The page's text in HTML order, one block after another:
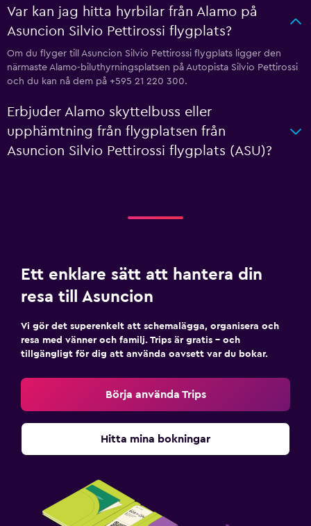
Var kan jag hitta hyrbilar från Alamo på
Asuncion Silvio Pettirossi flygplats?
Om du flyger till Asuncion Silvio Pettirossi flygplats ligger den
närmaste Alamo-biluthyrningsplatsen på Autopista Silvio Pettirossi
och du kan nå dem på +595 21 220 300.
Erbjuder Alamo skyttelbuss eller
upphämtning från flygplatsen från
Asuncion Silvio Pettirossi flygplats (ASU)?
Ett enklare sätt att hantera din
resa till Asuncion
Vi gör det superenkelt att schemalägga, organisera och
resa med vänner och familj. Trips är gratis – och
tillgängligt för dig att använda oavsett var du bokar.
Börja använda Trips
Hitta mina bokningar